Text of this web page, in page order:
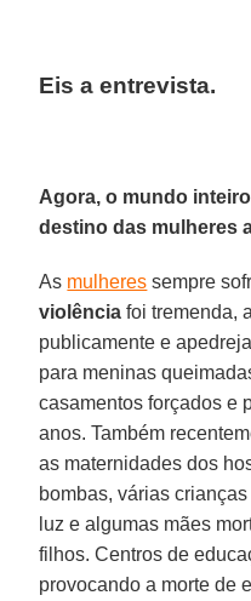
Eis a entrevista.
Agora, o mundo
destino das mulheres
As mulheres sempre
violência foi tremenda,
publicamente e
para meninas
casamentos forçados e
anos. Também
as maternidades dos
bombas, várias crianças
luz e algumas mães
filhos. Centros de
provocando a morte de